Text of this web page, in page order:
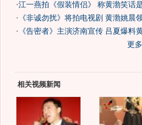
·江一燕拍《假装情侣》 称黄渤笑话
· 《非诚勿扰》将拍电视剧 黄渤姚晨
· 《告密者》主演济南宣传 吕夏爆料
更
相关视频新闻